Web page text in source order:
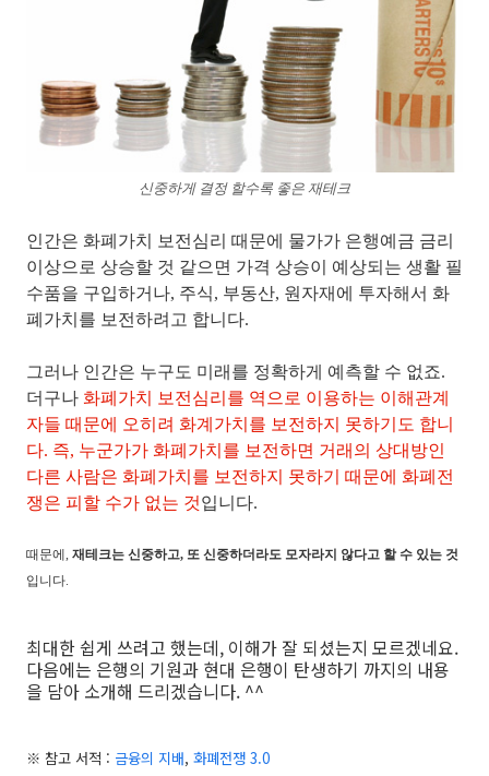
신중하게 결정 할수록 좋은 재테크
인간은 화폐가치 보전심리 때문에 물가가 은행예금 금리
이상으로 상승할 것 같으면 가격 상승이 예상되는 생활 필
수품을 구입하거나, 주식, 부동산, 원자재에 투자해서 화
폐가치를 보전하려고 합니다.
그러나 인간은 누구도 미래를 정확하게 예측할 수 없죠.
더구나 화폐가치 보전심리를 역으로 이용하는 이해관계
자들 때문에 오히려 화계가치를 보전하지 못하기도 합니
다. 즉, 누군가가 화폐가치를 보전하면 거래의 상대방인
다른 사람은 화폐가치를 보전하지 못하기 때문에 화폐전
쟁은 피할 수가 없는 것입니다.
때문에, 재테크는 신중하고, 또 신중하더라도 모자라지 않다고 할 수 있는 것
입니다.
최대한 쉽게 쓰려고 했는데, 이해가 잘 되셨는지 모르겠네요.
다음에는 은행의 기원과 현대 은행이 탄생하기 까지의 내용
을 담아 소개해 드리겠습니다. ^^
※ 참고 서적 : 금융의 지배, 화폐전쟁 3.0